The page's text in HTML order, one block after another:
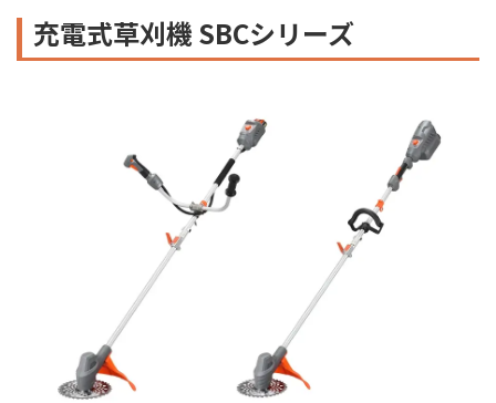
充電式草刈機 SBCシリーズ